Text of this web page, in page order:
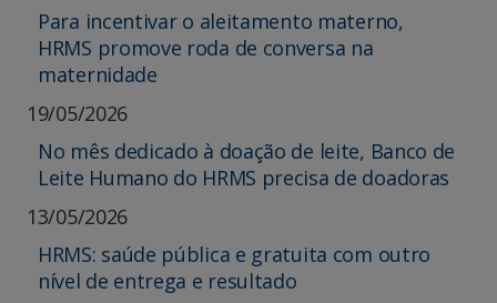
Para incentivar o aleitamento materno,
HRMS promove roda de conversa na
maternidade
19/05/2026
No mês dedicado à doação de leite, Banco de
Leite Humano do HRMS precisa de doadoras
13/05/2026
HRMS: saúde pública e gratuita com outro
nível de entrega e resultado